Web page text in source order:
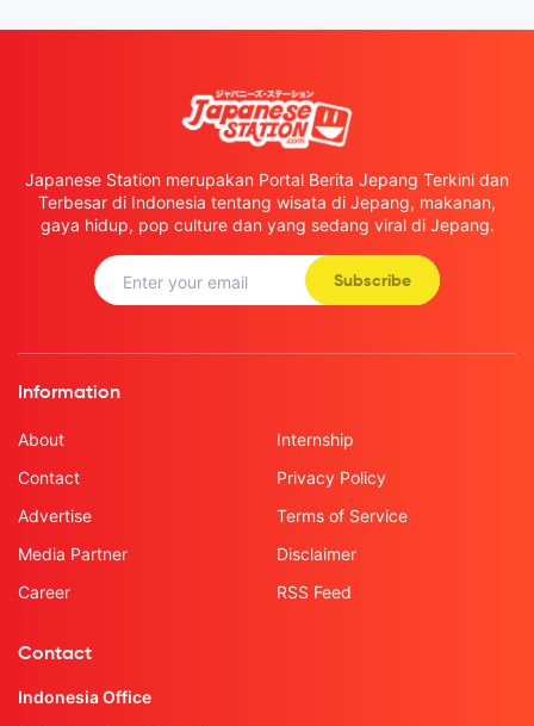
Japanese Station merupakan Portal Berita Jepang Terkini dan
Terbesar di Indonesia tentang wisata di Jepang, makanan,
gaya hidup, pop culture dan yang sedang viral di Jepang.
Subscribe
Information
About
Contact
Advertise
Media Partner
Career
Internship
Privacy Policy
Terms of Service
Disclaimer
RSS Feed
Contact
Indonesia Office